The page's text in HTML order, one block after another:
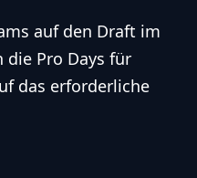
auf den Draft im
Pro Days für
das erforderliche